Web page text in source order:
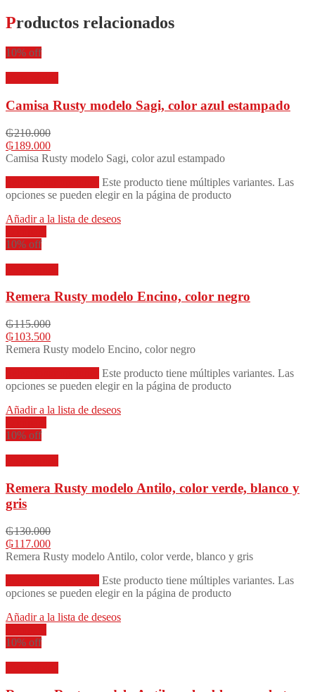
Productos relacionados
10% off
Camisa Rusty modelo Sagi, color azul estampado
₲210.000
₲189.000
Camisa Rusty modelo Sagi, color azul estampado
Este producto tiene múltiples variantes. Las
opciones se pueden elegir en la página de producto
Añadir a la lista de deseos
10% off
Remera Rusty modelo Encino, color negro
₲115.000
₲103.500
Remera Rusty modelo Encino, color negro
Este producto tiene múltiples variantes. Las
opciones se pueden elegir en la página de producto
Añadir a la lista de deseos
10% off
Remera Rusty modelo Antilo, color verde, blanco y
gris
₲130.000
₲117.000
Remera Rusty modelo Antilo, color verde, blanco y gris
Este producto tiene múltiples variantes. Las
opciones se pueden elegir en la página de producto
Añadir a la lista de deseos
10% off